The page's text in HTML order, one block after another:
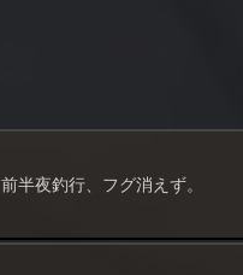
前半夜釣行、フグ消えず。